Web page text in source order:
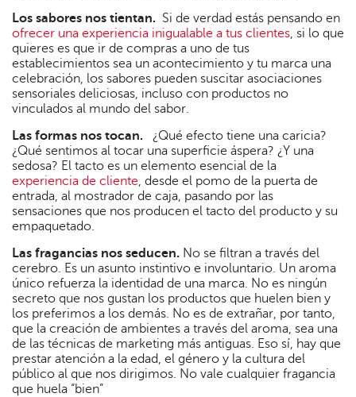
Los sabores nos tientan. Si de verdad estás pensando en
ofrecer una experiencia inigualable a tus clientes, si lo que
quieres es que ir de compras a uno de tus
establecimientos sea un acontecimiento y tu marca una
celebración, los sabores pueden suscitar asociaciones
sensoriales deliciosas, incluso con productos no
vinculados al mundo del sabor.
Las formas nos tocan. ¿Qué efecto tiene una caricia?
¿Qué sentimos al tocar una superficie áspera? ¿Y una
sedosa? El tacto es un elemento esencial de la
experiencia de cliente, desde el pomo de la puerta de
entrada, al mostrador de caja, pasando por las
sensaciones que nos producen el tacto del producto y su
empaquetado.
Las fragancias nos seducen. No se filtran a través del
cerebro. Es un asunto instintivo e involuntario. Un aroma
único refuerza la identidad de una marca. No es ningún
secreto que nos gustan los productos que huelen bien y
los preferimos a los demás. No es de extrañar, por tanto,
que la creación de ambientes a través del aroma, sea una
de las técnicas de marketing más antiguas. Eso sí, hay que
prestar atención a la edad, el género y la cultura del
público al que nos dirigimos. No vale cualquier fragancia
que huela “bien”